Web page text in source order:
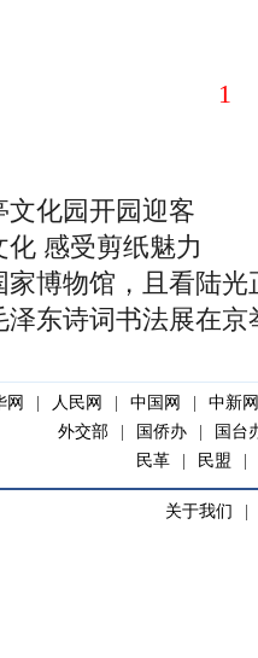
1
文化园开园迎客
化 感受剪纸魅力
家博物馆，且看陆
泽东诗词书法展在京
网 人民网 中国网
中新网
外交部
国侨办
国台
民革
民盟
关于我们